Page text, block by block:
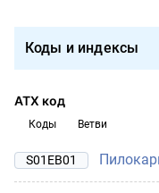
Коды и индексы
АТХ код
Коды Ветви
S01EB01